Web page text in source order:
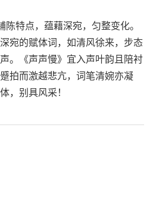
陈特点，蕴藉深宛，匀整变化。
宛的赋体词，如清风徐来，步态
。《声声慢》宜入声叶韵且陪衬
拍而激越悲亢，词笔清婉亦凝
，别具风采！